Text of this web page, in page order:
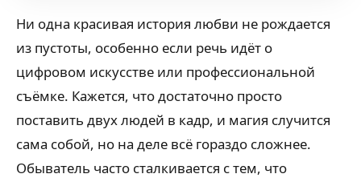
Ни одна красивая история любви не рождается
из пустоты, особенно если речь идёт о
цифровом искусстве или профессиональной
съёмке. Кажется, что достаточно просто
поставить двух людей в кадр, и магия случится
сама собой, но на деле всё гораздо сложнее.
Обыватель часто сталкивается с тем, что